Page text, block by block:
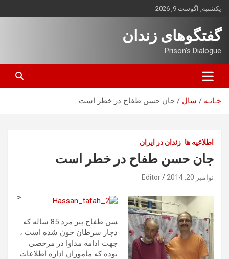
بروید
یکشنبه, آگوست 9, 2026
گفتگوهای زندان
Prison's Dialogue
خـانـه سال جان حسن طفاح در خطر است
اطلاعیه ها زندان در ایران
جان حسن طفاح در خطر است
نوامبر 20, 2014 Editor
ح
سن طفاح پیر مرد 85 ساله که
دچار سرطان خون شده است ،
جهت ادامه مداوا در مرخصی
بوده که ماموران اداره اطلاعات